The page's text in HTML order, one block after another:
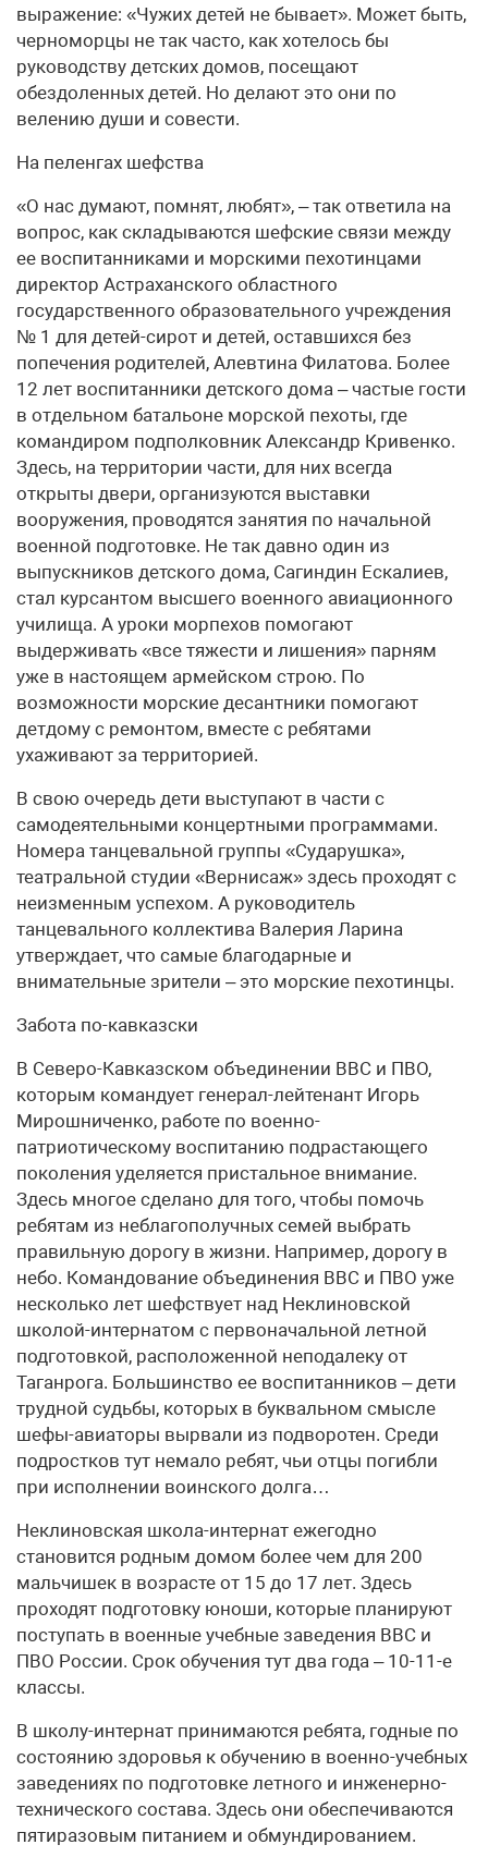
выражение: «Чужих детей не бывает». Может быть,
черноморцы не так часто, как хотелось бы
руководству детских домов, посещают
обездоленных детей. Но делают это они по
велению души и совести.
На пеленгах шефства
«О нас думают, помнят, любят», – так ответила на
вопрос, как складываются шефские связи между
ее воспитанниками и морскими пехотинцами
директор Астраханского областного
государственного образовательного учреждения
№ 1 для детей-сирот и детей, оставшихся без
попечения родителей, Алевтина Филатова. Более
12 лет воспитанники детского дома – частые гости
в отдельном батальоне морской пехоты, где
командиром подполковник Александр Кривенко.
Здесь, на территории части, для них всегда
открыты двери, организуются выставки
вооружения, проводятся занятия по начальной
военной подготовке. Не так давно один из
выпускников детского дома, Сагиндин Ескалиев,
стал курсантом высшего военного авиационного
училища. А уроки морпехов помогают
выдерживать «все тяжести и лишения» парням
уже в настоящем армейском строю. По
возможности морские десантники помогают
детдому с ремонтом, вместе с ребятами
ухаживают за территорией.
В свою очередь дети выступают в части с
самодеятельными концертными программами.
Номера танцевальной группы «Сударушка»,
театральной студии «Вернисаж» здесь проходят с
неизменным успехом. А руководитель
танцевального коллектива Валерия Ларина
утверждает, что самые благодарные и
внимательные зрители – это морские пехотинцы.
Забота по-кавказски
В Северо-Кавказском объединении ВВС и ПВО,
которым командует генерал-лейтенант Игорь
Мирошниченко, работе по военно-
патриотическому воспитанию подрастающего
поколения уделяется пристальное внимание.
Здесь многое сделано для того, чтобы помочь
ребятам из неблагополучных семей выбрать
правильную дорогу в жизни. Например, дорогу в
небо. Командование объединения ВВС и ПВО уже
несколько лет шефствует над Неклиновской
школой-интернатом с первоначальной летной
подготовкой, расположенной неподалеку от
Таганрога. Большинство ее воспитанников – дети
трудной судьбы, которых в буквальном смысле
шефы-авиаторы вырвали из подворотен. Среди
подростков тут немало ребят, чьи отцы погибли
при исполнении воинского долга…
Неклиновская школа-интернат ежегодно
становится родным домом более чем для 200
мальчишек в возрасте от 15 до 17 лет. Здесь
проходят подготовку юноши, которые планируют
поступать в военные учебные заведения ВВС и
ПВО России. Срок обучения тут два года – 10-11-е
классы.
В школу-интернат принимаются ребята, годные по
состоянию здоровья к обучению в военно-учебных
заведениях по подготовке летного и инженерно-
технического состава. Здесь они обеспечиваются
пятиразовым питанием и обмундированием.